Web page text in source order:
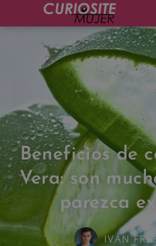
Beneficios de
Vera: son
parezca
IVÁN